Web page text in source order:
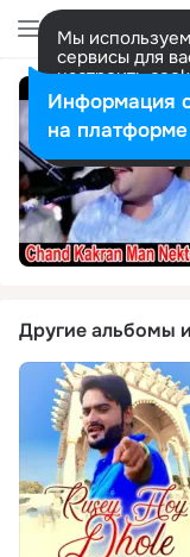
Мы
сервисы для
настроить
Разрешить
Другие альбомы
Информация
на